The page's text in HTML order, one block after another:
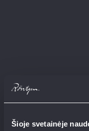
Šioje svetainėje